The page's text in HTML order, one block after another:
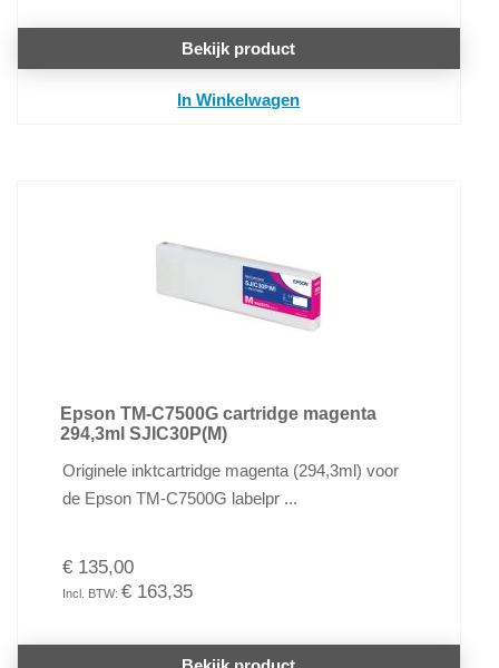
Bekijk product
In Winkelwagen
Epson TM-C7500G cartridge magenta
294,3ml SJIC30P(M)
Originele inktcartridge magenta (294,3ml) voor
de Epson TM-C7500G labelpr ...
€ 135,00
€ 163,35